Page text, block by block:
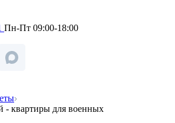
Пн-Пт 09:00-18:00
- квартиры для военных